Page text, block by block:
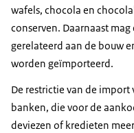
wafels, chocola en
conserven. Daarnaast
gerelateerd aan de bouw
worden geïmporteerd.
De restrictie van de
banken, die voor de
deviezen of kredieten